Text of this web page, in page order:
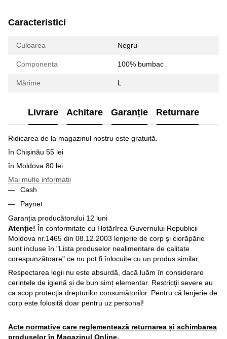
Caracteristici
Culoarea Negru
Componenta 100% bumbac
Mărime L
Livrare Achitare Garanție Returnare
Ridicarea de la magazinul nostru este gratuită.
în Chișinău 55 lei
în Moldova 80 lei
Mai multe informatii
Cash
Paynet
Garanția producătorului 12 luni
Atenție! În conformitate cu Hotărîrea Guvernului Republicii
Moldova nr.1465 din 08.12.2003 lenjerie de corp și ciorăpărie
sunt incluse în "Lista produselor nealimentare de calitate
corespunzătoare" ce nu pot fi înlocuite cu un produs similar.
Respectarea legii nu este absurdă, dacă luăm în considerare
cerințele de igienă și de bun simț elementar. Restricţii severe au
ca scop protecţia drepturilor consumătorilor. Pentru că lenjerie de
corp este folosită doar pentru uz personal!
Acte normative care reglementează returnarea și schimbarea
produselor în Magazinul Online.